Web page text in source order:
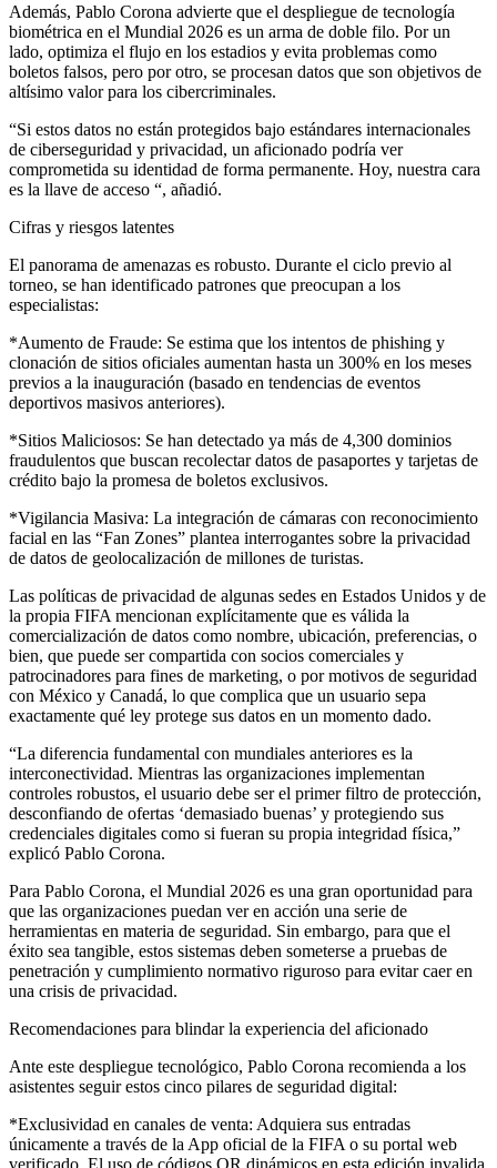
Además, Pablo Corona advierte que el despliegue de tecnología
biométrica en el Mundial 2026 es un arma de doble filo. Por un
lado, optimiza el flujo en los estadios y evita problemas como
boletos falsos, pero por otro, se procesan datos que son objetivos de
altísimo valor para los cibercriminales.
“Si estos datos no están protegidos bajo estándares internacionales
de ciberseguridad y privacidad, un aficionado podría ver
comprometida su identidad de forma permanente. Hoy, nuestra cara
es la llave de acceso “, añadió.
Cifras y riesgos latentes
El panorama de amenazas es robusto. Durante el ciclo previo al
torneo, se han identificado patrones que preocupan a los
especialistas:
*Aumento de Fraude: Se estima que los intentos de phishing y
clonación de sitios oficiales aumentan hasta un 300% en los meses
previos a la inauguración (basado en tendencias de eventos
deportivos masivos anteriores).
*Sitios Maliciosos: Se han detectado ya más de 4,300 dominios
fraudulentos que buscan recolectar datos de pasaportes y tarjetas de
crédito bajo la promesa de boletos exclusivos.
*Vigilancia Masiva: La integración de cámaras con reconocimiento
facial en las “Fan Zones” plantea interrogantes sobre la privacidad
de datos de geolocalización de millones de turistas.
Las políticas de privacidad de algunas sedes en Estados Unidos y de
la propia FIFA mencionan explícitamente que es válida la
comercialización de datos como nombre, ubicación, preferencias, o
bien, que puede ser compartida con socios comerciales y
patrocinadores para fines de marketing, o por motivos de seguridad
con México y Canadá, lo que complica que un usuario sepa
exactamente qué ley protege sus datos en un momento dado.
“La diferencia fundamental con mundiales anteriores es la
interconectividad. Mientras las organizaciones implementan
controles robustos, el usuario debe ser el primer filtro de protección,
desconfiando de ofertas ‘demasiado buenas’ y protegiendo sus
credenciales digitales como si fueran su propia integridad física,”
explicó Pablo Corona.
Para Pablo Corona, el Mundial 2026 es una gran oportunidad para
que las organizaciones puedan ver en acción una serie de
herramientas en materia de seguridad. Sin embargo, para que el
éxito sea tangible, estos sistemas deben someterse a pruebas de
penetración y cumplimiento normativo riguroso para evitar caer en
una crisis de privacidad.
Recomendaciones para blindar la experiencia del aficionado
Ante este despliegue tecnológico, Pablo Corona recomienda a los
asistentes seguir estos cinco pilares de seguridad digital:
*Exclusividad en canales de venta: Adquiera sus entradas
únicamente a través de la App oficial de la FIFA o su portal web
verificado. El uso de códigos QR dinámicos en esta edición invalida